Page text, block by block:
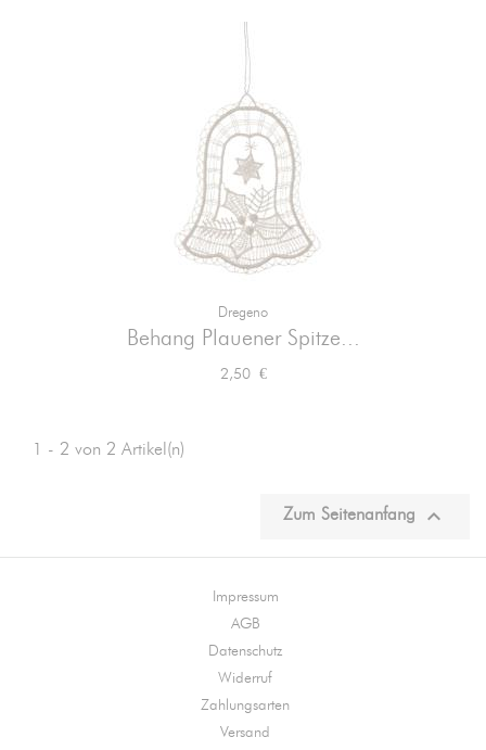
Dregeno
Behang Plauener Spitze...
Preis
2,50 €
1 - 2 von 2 Artikel(n)
Zum Seitenanfang 
Impressum
AGB
Datenschutz
Widerruf
Zahlungsarten
Versand